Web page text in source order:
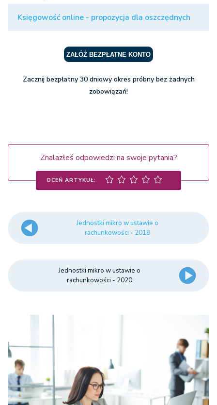
Księgowość online - propozycja dla oszczędnych
ZAŁÓŻ BEZPŁATNE KONTO
Zacznij bezpłatny 30 dniowy okres próbny bez żadnych
zobowiązań!
Znalazłeś odpowiedzi na swoje pytania?
OCEŃ ARTYKUŁ:
Jednostki mikro w ustawie o
rachunkowości - 2018
Jednostki mikro w ustawie o
rachunkowości - 2020